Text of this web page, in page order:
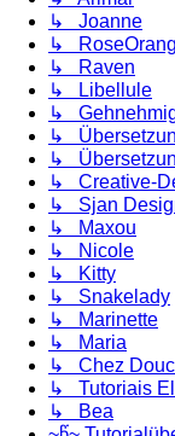
↳ Joanne
↳
↳ Raven
↳ Libellule
↳
↳
↳
↳ Creative-
↳ Sjan
↳ Maxou
↳ Nicole
↳ Kitty
↳ Snakelady
↳ Marinette
↳ Maria
↳ Chez
↳ Tutoriais
↳ Bea